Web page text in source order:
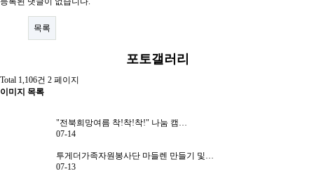
자원봉사자 등록
활동처 현황
목록
포토갤러리
Total 1,106건 2 페이지
이미지 목록
"전북희망여름 착!착!착!" 나눔 캠…
07-14
투게더가족자원봉사단 마들렌 만들기 및…
07-13